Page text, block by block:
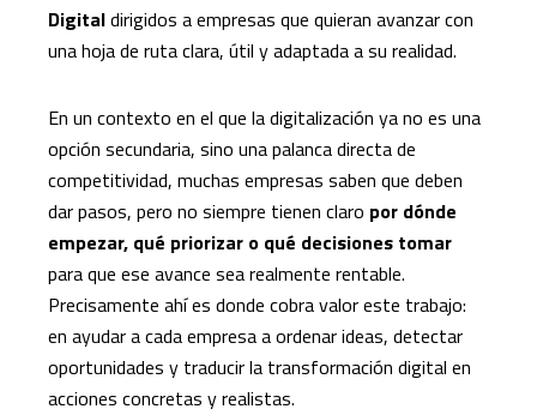
Digitaldirigidos a empresas que quieran avanzar con
una hoja de ruta clara, útil y adaptada a su realidad.
En un contexto en el que la digitalización ya no es una
opción secundaria, sino una palanca directa de
competitividad, muchas empresas saben que deben
dar pasos, pero no siempre tienen claro por dónde
empezar, qué priorizar o qué decisiones tomar
para que ese avance sea realmente rentable.
Precisamente ahí es donde cobra valor este trabajo:
en ayudar a cada empresa a ordenar ideas, detectar
oportunidades y traducir la transformación digital en
acciones concretas y realistas.